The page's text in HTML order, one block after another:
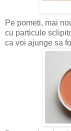
Pe pometi, mai
cu particule
ca voi ajunge sa